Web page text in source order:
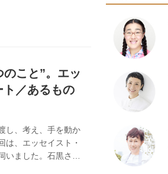
のこと”。エッ
／あるもの
し、考え、手を動か
は、エッセイスト・
ました。石黒さん
た。（『天然生